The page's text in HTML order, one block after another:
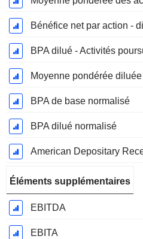
Bénéfice net par action -
BPA dilué - Activités
BPA de base normalisé
BPA dilué normalisé
American Depositary
Éléments supplémentaires
EBITDA
EBITA